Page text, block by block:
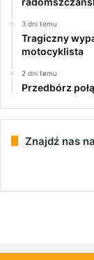
3 dni temu
Tragiczny
motocyklista
2 dni temu
Przedbórz
Znajdź nas